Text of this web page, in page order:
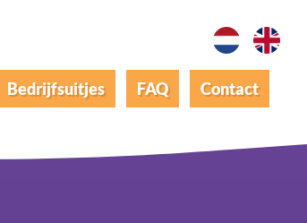
Bedrijfsuitjes FAQ Contact